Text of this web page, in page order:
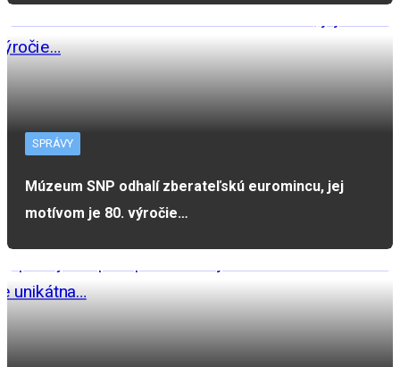
SPRÁVY
Múzeum SNP odhalí zberateľskú euromincu, jej
motívom je 80. výročie…